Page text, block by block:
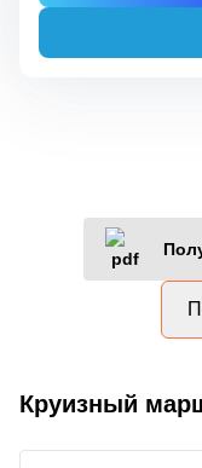
Круизный